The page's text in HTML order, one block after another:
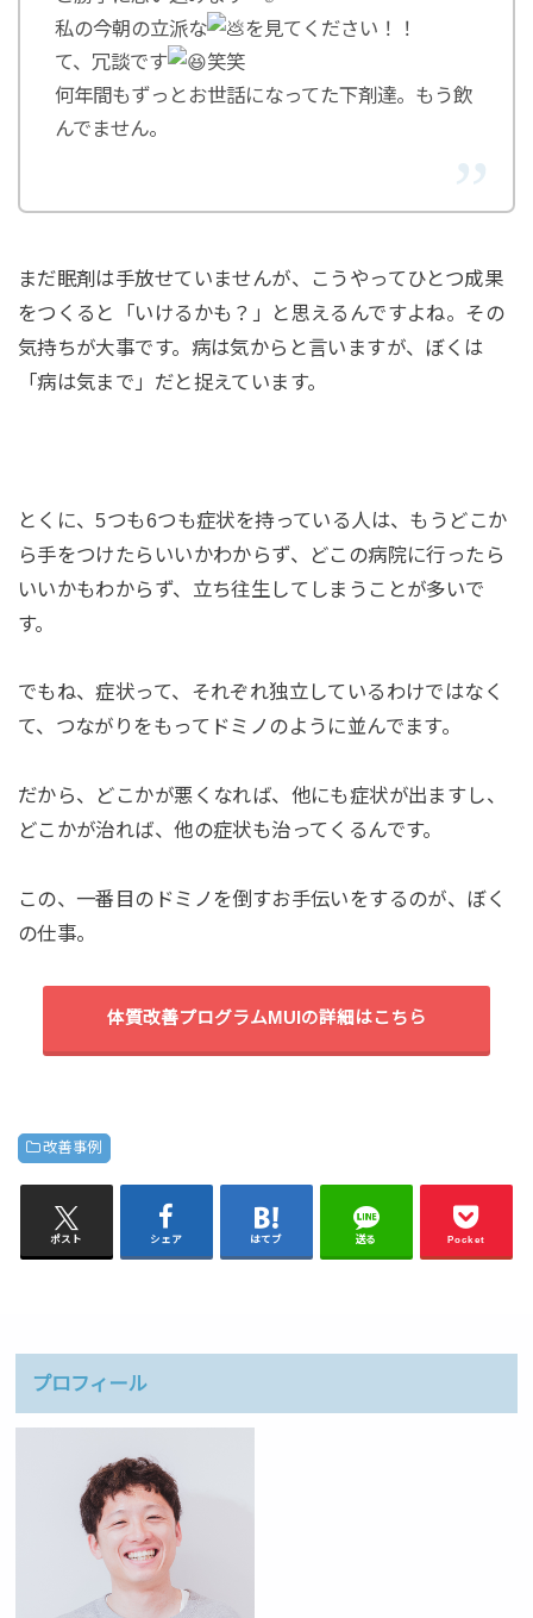
私の今朝の立派な
を見てください！！
て、冗談です
笑笑
何年間もずっとお世話になってた下剤達。もう飲
んでません。
まだ眠剤は手放せていませんが、こうやってひとつ成果
をつくると「いけるかも？」と思えるんですよね。その
気持ちが大事です。病は気からと言いますが、ぼくは
「病は気まで」だと捉えています。
とくに、5つも6つも症状を持っている人は、もうどこか
ら手をつけたらいいかわからず、どこの病院に行ったら
いいかもわからず、立ち往生してしまうことが多いで
す。
でもね、症状って、それぞれ独立しているわけではなく
て、つながりをもってドミノのように並んでます。
だから、どこかが悪くなれば、他にも症状が出ますし、
どこかが治れば、他の症状も治ってくるんです。
この、一番目のドミノを倒すお手伝いをするのが、ぼく
の仕事。
体質改善プログラムMUIの詳細はこちら
改善事例
ポスト シェア はてブ 送る Pocket
プロフィール